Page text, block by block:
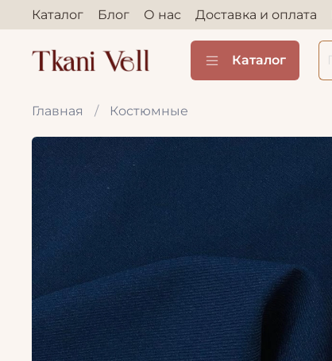
Каталог Блог О нас Доставка и оплата
Каталог
Главная Костюмные